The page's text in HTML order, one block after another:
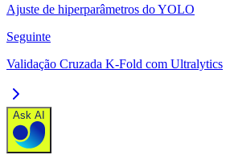
Ajuste de hiperparâmetros do YOLO
Seguinte
Validação Cruzada K-Fold com Ultralytics
Ask AI